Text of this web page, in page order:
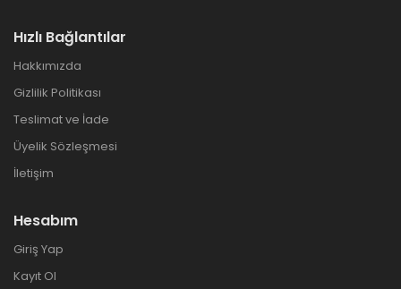
Hızlı Bağlantılar
Hakkımızda
Gizlilik Politikası
Teslimat ve İade
Üyelik Sözleşmesi
İletişim
Hesabım
Giriş Yap
Kayıt Ol